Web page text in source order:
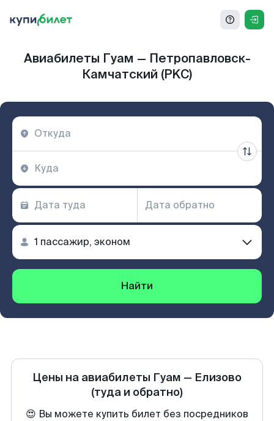
Авиабилеты Гуам — Петропавловск-
Камчатский (PKC)
Найти
Цены на авиабилеты Гуам — Елизово
(туда и обратно)
😍 Вы можете купить билет без посредников